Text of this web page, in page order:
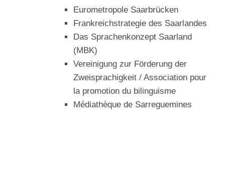
Eurometropole Saarbrücken
Frankreichstrategie des Saarlandes
Das Sprachenkonzept Saarland
(MBK)
Vereinigung zur Förderung der
Zweisprachigkeit / Association pour
la promotion du bilinguisme
Médiathèque de Sarreguemines